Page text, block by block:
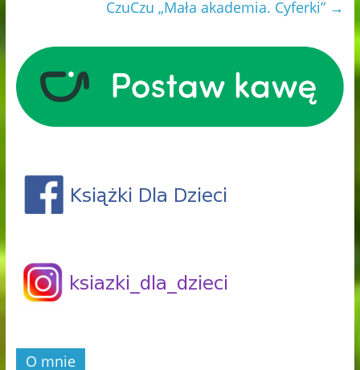
CzuCzu „Mała akademia. Cyferki” →
O mnie